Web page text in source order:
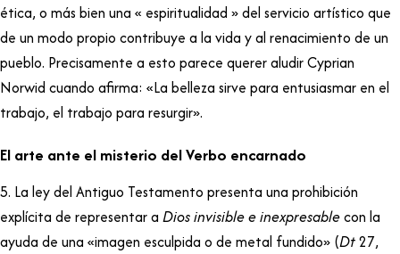
ética, o más bien una « espiritualidad » del servicio artístico que
de un modo propio contribuye a la vida y al renacimiento de un
pueblo. Precisamente a esto parece querer aludir Cyprian
Norwid cuando afirma: «La belleza sirve para entusiasmar en el
trabajo, el trabajo para resurgir».
El arte ante el misterio del Verbo encarnado
5. La ley del Antiguo Testamento presenta una prohibición
explícita de representar a Dios invisible e inexpresablecon la
ayuda de una «imagen esculpida o de metal fundido» (Dt27,